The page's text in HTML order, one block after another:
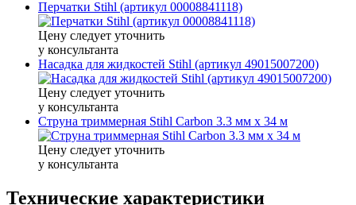
Перчатки Stihl (артикул 00008841118)
Цену следует уточнить
у консультанта
Насадка для жидкостей Stihl (артикул 49015007200)
Цену следует уточнить
у консультанта
Cтруна триммерная Stihl Carbon 3.3 мм х 34 м
Цену следует уточнить
у консультанта
Технические характеристики